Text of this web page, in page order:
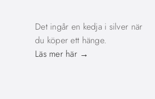
Det ingår en kedja i silver när
du köper ett hänge.
Läs mer här →